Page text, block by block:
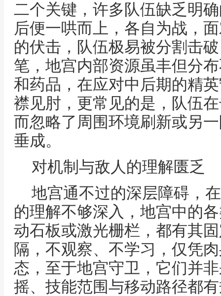
二个关键，许多队伍缺乏明
后便一哄而上，各自为战，
的伏击，队伍极易被分割击
笔，地宫内部资源虽丰但分
和药品，在应对中后期的精
襟见肘，更常见的是，队伍
而忽略了周围环境刷新或另
垂成。
对机制与敌人的理解匮乏
地宫通不过的深层障碍，
的理解不够深入，地宫中的
动石板或激光栅栏，都有其
隔，不观察、不学习，仅凭
态，至于地宫守卫，它们并
摇、技能范围与移动路径都